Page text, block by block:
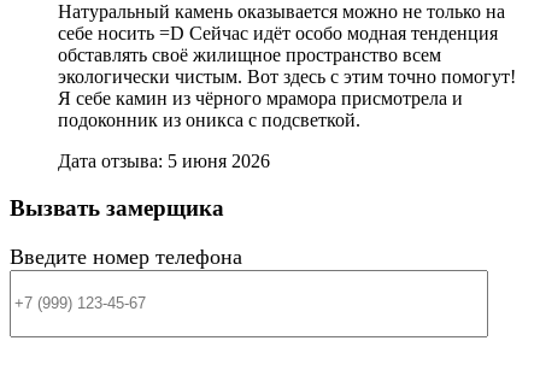
Натуральный камень оказывается можно не только на
себе носить =D Сейчас идёт особо модная тенденция
обставлять своё жилищное пространство всем
экологически чистым. Вот здесь с этим точно помогут!
Я себе камин из чёрного мрамора присмотрела и
подоконник из оникса с подсветкой.
Дата отзыва: 5 июня 2026
Вызвать замерщика
Введите номер телефона